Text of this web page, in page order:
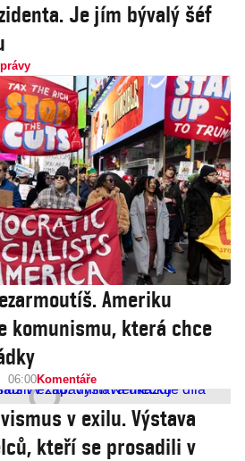
Je jím bývalý šéf
Ameriku
komunismu, která chce
06:00Komentáře
v exilu. Výstava
kteří se prosadili v